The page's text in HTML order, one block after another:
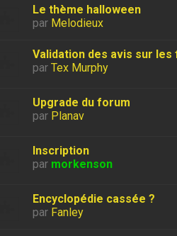
Le thème halloween
par Melodieux
Validation des avis sur les
par Tex Murphy
Upgrade du forum
par Planav
Inscription
par morkenson
Encyclopédie cassée ?
par Fanley